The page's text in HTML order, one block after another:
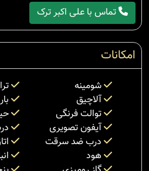
تماس با علی اکبر ترک
امکانات
شومینه
آلاچیق
توالت فرنگی
آیفون تصویری
درب ضد سرقت
هود